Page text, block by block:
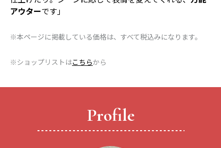
アウターです」
※本ページに掲載している価格は、すべて税込みになります。
※ショップリストはこちらから
Profile